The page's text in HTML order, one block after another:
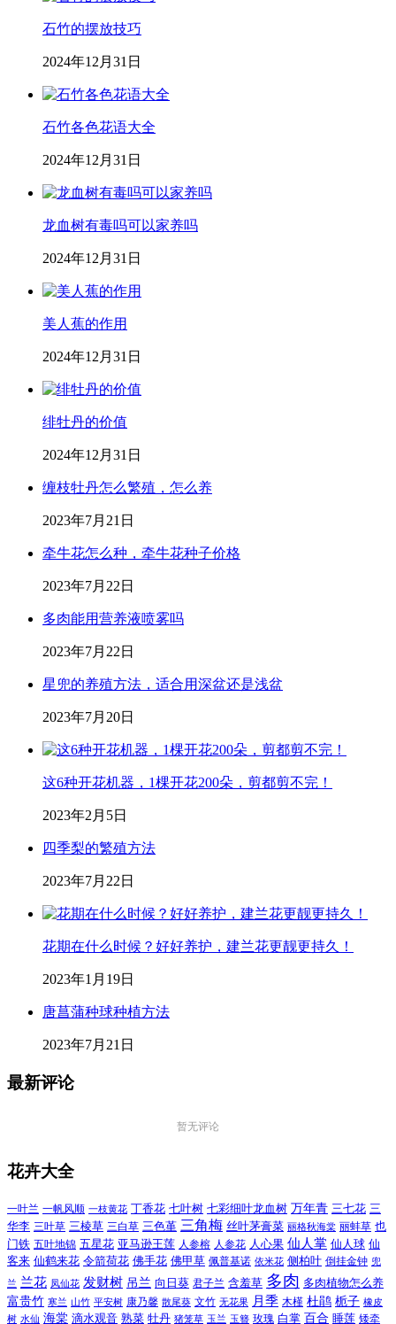
石竹的摆放技巧
2024年12月31日
石竹各色花语大全
2024年12月31日
龙血树有毒吗可以家养吗
2024年12月31日
美人蕉的作用
2024年12月31日
绯牡丹的价值
2024年12月31日
缠枝牡丹怎么繁殖，怎么养
2023年7月21日
牵牛花怎么种，牵牛花种子价格
2023年7月22日
多肉能用营养液喷雾吗
2023年7月22日
星兜的养殖方法，适合用深盆还是浅盆
2023年7月20日
这6种开花机器，1棵开花200朵，剪都剪不完！
2023年2月5日
四季梨的繁殖方法
2023年7月22日
花期在什么时候？好好养护，建兰花更靓更持久！
2023年1月19日
唐菖蒲种球种植方法
2023年7月21日
最新评论
暂无评论
花卉大全
一叶兰 一帆风顺 一枝黄花 丁香花 七叶树 七彩细叶龙血树 万年青 三七花 三
华李 三叶草 三棱草 三白草 三色堇 三角梅 丝叶茅膏菜 丽格秋海棠 丽蚌草 也
门铁 五叶地锦 五星花 亚马逊王莲 人参榕 人参花 人心果 仙人掌 仙人球 仙
客来 仙鹤来花 令箭荷花 佛手花 佛甲草 佩普基诺 依米花 侧柏叶 倒挂金钟 兜
兰 兰花 凤仙花 发财树 吊兰 向日葵 君子兰 含羞草 多肉 多肉植物怎么养
富贵竹 寒兰 山竹 平安树 康乃馨 散尾葵 文竹 无花果 月季 木槿 杜鹃 栀子 橡皮
树 水仙 海棠 滴水观音 熟菜 牡丹 猪笼草 玉兰 玉簪 玫瑰 白掌 百合 睡莲 矮牵